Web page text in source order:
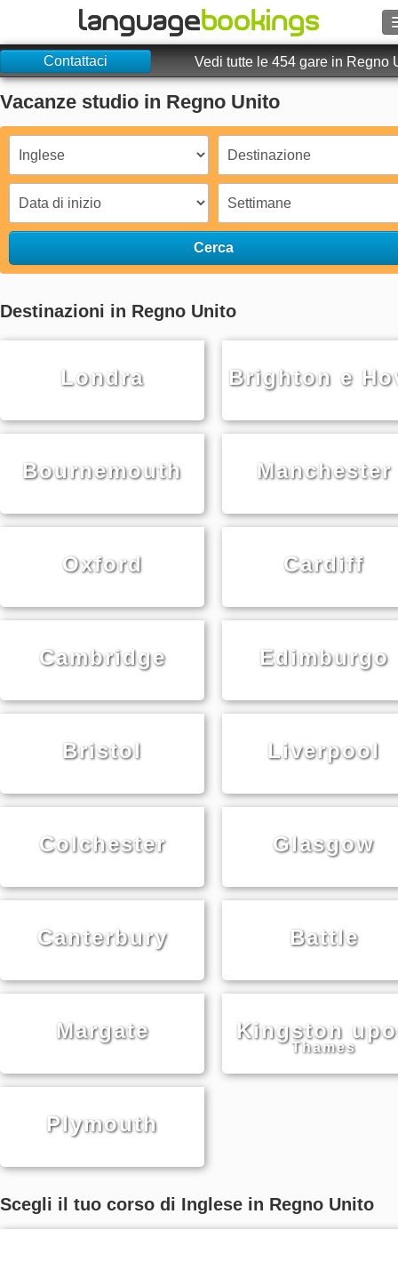
Contattaci
SFOGLIARE
Entra
Valuta €
Contattaci Vedi tutte le 454 gare in Regno
Vacanze studio in Regno Unito
Cerca
Destinazioni in Regno Unito
Londra Brighton e
Bournemouth Manchester
Oxford Cardiff
Cambridge Edimburgo
Bristol Liverpool
Colchester Glasgow
Canterbury Battle
Margate Kingston
Thames
Plymouth
Scegli il tuo corso di Inglese in Regno Unito